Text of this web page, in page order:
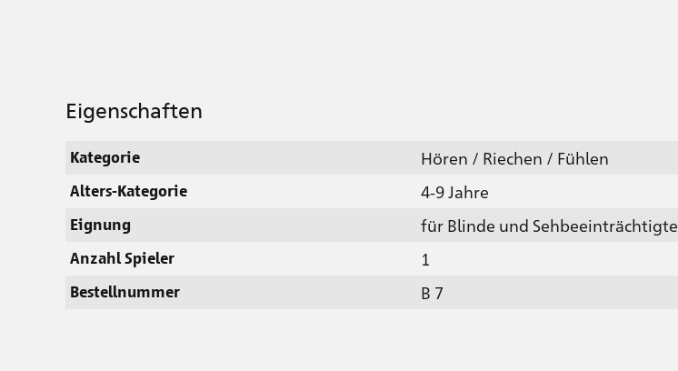
Eigenschaften
Kategorie Hören / Riechen / Fühlen
Alters-Kategorie 4-9 Jahre
Eignung für Blinde und Sehbeeinträchtigte
Anzahl Spieler 1
Bestellnummer B 7